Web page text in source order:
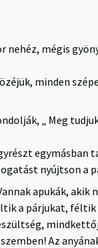
mégis
minden
„ Meg
nyújtson a
apukák,
a párjukat,
Az